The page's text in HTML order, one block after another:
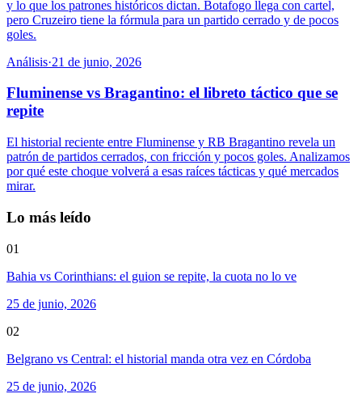
y lo que los patrones históricos dictan. Botafogo llega con cartel,
pero Cruzeiro tiene la fórmula para un partido cerrado y de pocos
goles.
Análisis·21 de junio, 2026
Fluminense vs Bragantino: el libreto táctico que se
repite
El historial reciente entre Fluminense y RB Bragantino revela un
patrón de partidos cerrados, con fricción y pocos goles. Analizamos
por qué este choque volverá a esas raíces tácticas y qué mercados
mirar.
Lo más leído
01
Bahia vs Corinthians: el guion se repite, la cuota no lo ve
25 de junio, 2026
02
Belgrano vs Central: el historial manda otra vez en Córdoba
25 de junio, 2026